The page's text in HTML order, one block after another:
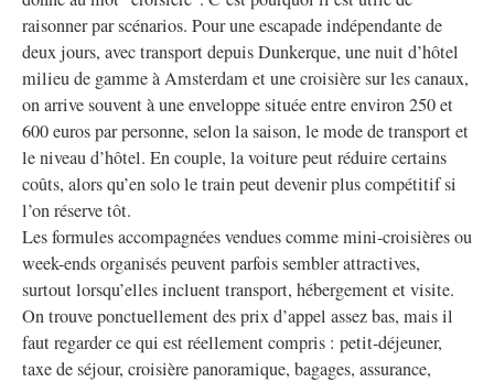
raisonner par scénarios. Pour une escapade indépendante de
deux jours, avec transport depuis Dunkerque, une nuit d’hôtel
milieu de gamme à Amsterdam et une croisière sur les canaux,
on arrive souvent à une enveloppe située entre environ 250 et
600 euros par personne, selon la saison, le mode de transport et
le niveau d’hôtel. En couple, la voiture peut réduire certains
coûts, alors qu’en solo le train peut devenir plus compétitif si
l’on réserve tôt.
Les formules accompagnées vendues comme mini-croisières ou
week-ends organisés peuvent parfois sembler attractives,
surtout lorsqu’elles incluent transport, hébergement et visite.
On trouve ponctuellement des prix d’appel assez bas, mais il
faut regarder ce qui est réellement compris : petit-déjeuner,
taxe de séjour, croisière panoramique, bagages, assurance,